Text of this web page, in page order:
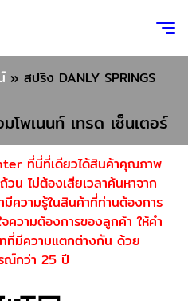
» สปริง DANLY SPRINGS
โพเนนท์ เทรด เซ็นเตอร์
ที่นี่ที่เดียวได้สินค้าคุณภาพ
น ไม่ต้องเสียเวลาค้นหาจาก
ความรู้ในสินค้าที่ท่านต้องการ
ความต้องการของลูกค้า ให้คำ
ทที่มีความแตกต่างกัน ด้วย
ณ์กว่า 25 ปี